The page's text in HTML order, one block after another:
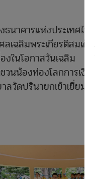
าคารแห่งประเทศไทย
ลิมพระเกียรติสมเด็จ
ในโอกาสวันเฉลิม
นน้องท่องโลกการเงิน
วัดปรินายกเข้าเยี่ยมชม